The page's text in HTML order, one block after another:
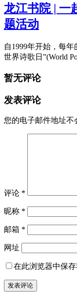
龙江书院 |
题活动
自1999年开始，每
世界诗歌日”(World
暂无评论
发表评论
您的电子邮件地址不
评论 *
昵称 *
邮箱 *
网址
在此浏览器中保存